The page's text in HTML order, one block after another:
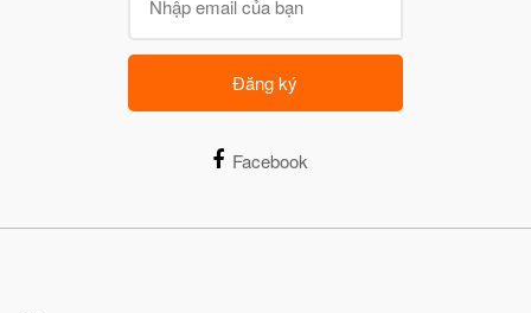
Đăng ký
Facebook